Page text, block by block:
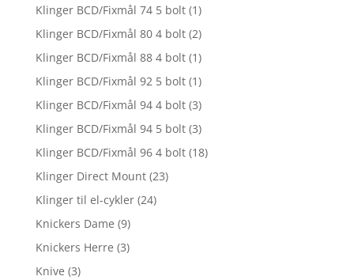
Klinger BCD/Fixmål 74 5 bolt (1)
Klinger BCD/Fixmål 80 4 bolt (2)
Klinger BCD/Fixmål 88 4 bolt (1)
Klinger BCD/Fixmål 92 5 bolt (1)
Klinger BCD/Fixmål 94 4 bolt (3)
Klinger BCD/Fixmål 94 5 bolt (3)
Klinger BCD/Fixmål 96 4 bolt (18)
Klinger Direct Mount (23)
Klinger til el-cykler (24)
Knickers Dame (9)
Knickers Herre (3)
Knive (3)